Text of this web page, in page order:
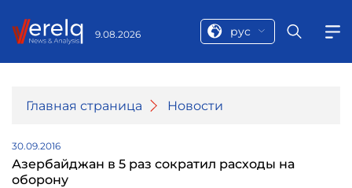
9.08.2026 рус
Главная страница Новости
30.09.2016
Азербайджан в 5 раз сократил расходы на
оборону